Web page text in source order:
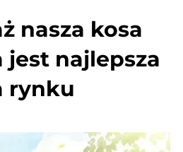
nasza kosa
jest najlepsza
rynku